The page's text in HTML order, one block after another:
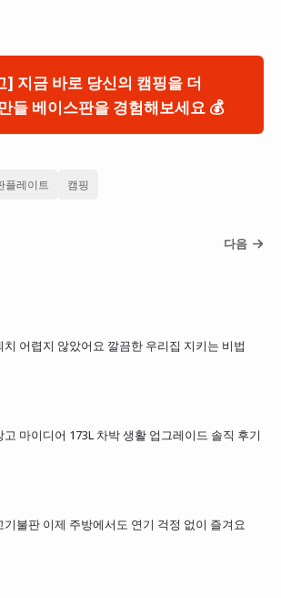
] 지금 바로 당신의 캠핑을 더
들 베이스판을 경험해보세요 💰
플레이트 캠핑
다음
치 어렵지 않았어요 깔끔한 우리집 지키는 비법
고 마이디어 173L 차박 생활 업그레이드 솔직 후기
기불판 이제 주방에서도 연기 걱정 없이 즐겨요